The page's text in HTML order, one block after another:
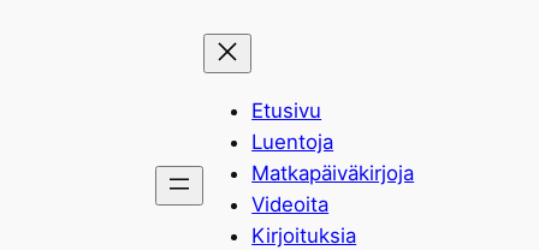
Etusivu
Luentoja
Matkapäiväkirjoja
Videoita
Kirjoituksia